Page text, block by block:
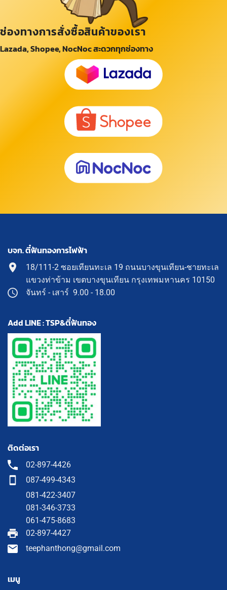
ช่องทางการสั่งซื้อสินค้าของเรา
Lazada, Shopee, NocNoc สะดวกทุกช่องทาง
บจก. ตี๋ฟันทองการไฟฟ้า
18/111-2 ซอยเทียนทะเล 19 ถนนบางขุนเทียน-ชายทะเล
แขวงท่าข้าม เขตบางขุนเทียน กรุงเทพมหานคร 10150
จันทร์ - เสาร์ 9.00 - 18.00
Add LINE : TSP&ตี๋ฟันทอง
ติดต่อเรา
02-897-4426
087-499-4343
081-422-3407
081-346-3733
061-475-8683
02-897-4427
teephanthong@gmail.com
เมนู